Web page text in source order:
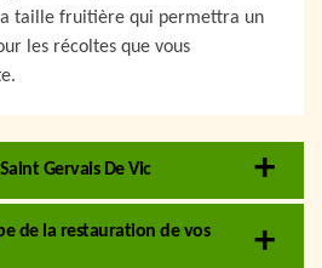
taille fruitière qui permettra un
les récoltes que vous
Gervais De Vic
de la restauration de vos